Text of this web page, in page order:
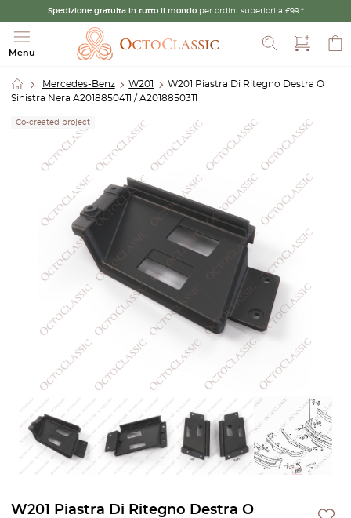
Spedizione gratuita in tutto il mondo per ordini superiori a £99.*
Menu
Cerca
Mercedes-Benz W201
W201 Piastra Di Ritegno Destra O
Sinistra Nera A2018850411 / A2018850311
Co-created project
W201 Piastra Di Ritegno Destra O